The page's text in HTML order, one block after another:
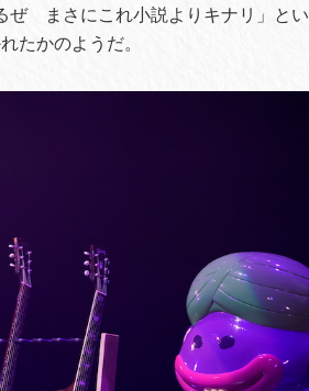
ぜ まさにこれ小説よりキナリ」とい
たかのようだ。